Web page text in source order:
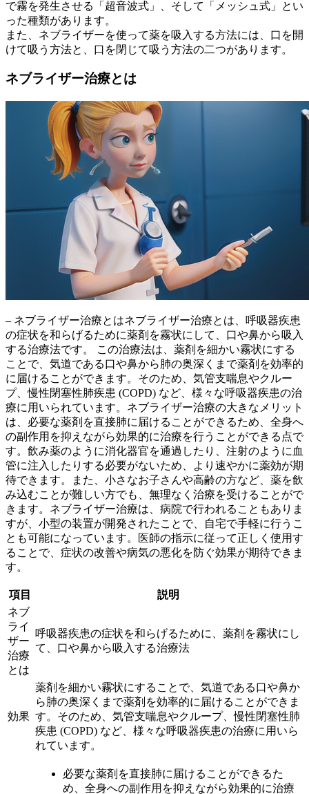
で霧を発生させる「超音波式」、そして「メッシュ式」とい
った種類があります。
また、ネブライザーを使って薬を吸入する方法には、口を開
けて吸う方法と、口を閉じて吸う方法の二つがあります。
ネブライザー治療とは
– ネブライザー治療とはネブライザー治療とは、 呼吸器疾患
の症状を和らげるために薬剤を霧状にして、口や鼻から吸入
する治療法です。
この治療法は、薬剤を細かい霧状にする
ことで、気道である口や鼻から肺の奥深くまで薬剤を効率的
に届けることができます。 そのため、気管支喘息やクルー
プ、慢性閉塞性肺疾患 (COPD) など、様々な呼吸器疾患の治
療に用いられています。ネブライザー治療の大きなメリット
は、 必要な薬剤を直接肺に届けることができるため、全身へ
の副作用を抑えながら効果的に治療を行うことができる点で
す。飲み薬のように消化器官を通過したり、注射のように血
管に注入したりする必要がないため、より速やかに薬効が期
待できます。また、小さなお子さんや高齢の方など、薬を飲
み込むことが難しい方でも、無理なく治療を受けることがで
きます。ネブライザー治療は、病院で行われることもありま
すが、 小型の装置が開発されたことで、自宅で手軽に行うこ
とも可能になっています。医師の指示に従って正しく使用す
ることで、症状の改善や病気の悪化を防ぐ効果が期待できま
す。
項目
説明
ネブ
ライ
ザー
治療
とは
呼吸器疾患の症状を和らげるために、薬剤を霧状にし
て、口や鼻から吸入する治療法
効果
薬剤を細かい霧状にすることで、気道である口や鼻か
ら肺の奥深くまで薬剤を効率的に届けることができま
す。そのため、気管支喘息やクループ、慢性閉塞性肺
疾患 (COPD) など、様々な呼吸器疾患の治療に用いら
れています。
必要な薬剤を直接肺に届けることができるた
め、全身への副作用を抑えながら効果的に治療